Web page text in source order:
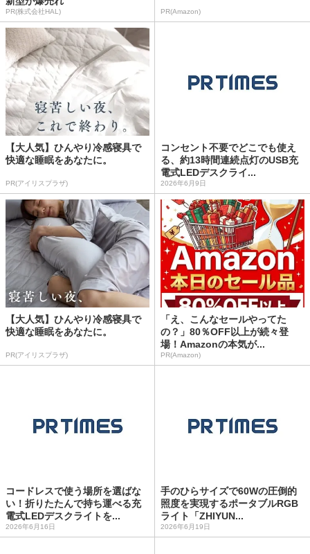
PR(株式会社HAL) PR(Amazon)
【大人気】ひんやり冷感寝具で
快適な睡眠をあなたに。
PR(アイリスプラザ)
コンセント不要でどこでも使え
る、約13時間連続点灯のUSB充
電式LEDデスクライ...
2026年6月9日
【大人気】ひんやり冷感寝具で
快適な睡眠をあなたに。
PR(アイリスプラザ)
「え、こんなセールやってた
の？」80％OFF以上が続々登
場！Amazonの本気が...
PR(Amazon)
コードレスで使う場所を選ばな
い！折りたたんで持ち運べる充
電式LEDデスクライトを...
2026年6月16日
手のひらサイズで60Wの圧倒的
照度を実現するポータブルRGB
ライト「ZHIYUN...
2026年6月19日